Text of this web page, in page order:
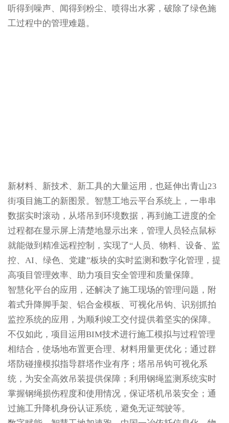
听得到噪声、闻得到粉尘、喷得出水雾，破除了绿色施
工过程中的管理难题。
新材料、新技术、新工具的大量运用，也延伸出青山23
街项目施工的新图景。智慧工地云平台系统上，一串串
数据实时滚动，从塔吊到环境数据，再到施工进度的全
过程都在显示屏上清楚地显示出来，管理人员轻点鼠标
就能做到精准远程控制，实现了“人员、物料、设备、监
控、AI、绿色、党建”板块的实时监测和数字化管理，提
高项目管理效率、助力项目安全管理和质量保障。
智慧化平台的应用，还解决了施工现场的管理问题，附
着式升降脚手架、铝合金模板、可视化吊钩、识别抓拍
监控系统的应用，为顺利竣工交付提供着坚实的保障。
不仅如此，项目运用BIM技术进行施工模拟与过程管理
相结合，使场地布置更合理、材料用量更优化；通过群
塔防碰撞模拟指导群塔作业有序；塔吊吊钩可视化系
统，为安全高效吊装提供保障；利用钢绳监测系统实时
掌握钢绳损伤程度和使用情况，保证塔机吊装安全；通
过施工升降机身份认证系统，避免无证驾驶等。